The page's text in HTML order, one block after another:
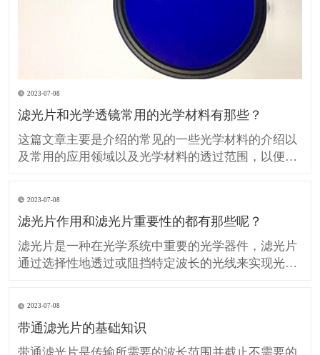
2023-07-08
滤光片和光学透镜常用的光学材料有那些？
这篇文章主要是介绍的常见的一些光学材料的介绍以
及常用的应用领域以及光学材料的透过范围，以便在
膨胀系数较大，不推荐用于温度敏感的领域应用，在
可见光
2023-07-08
滤光片作用和滤光片重要性的都有那些呢？
滤光片是一种在光学系统中重要的光学器件，滤光片
通过选择性地透过或阻挡特定波长的光线来实现光的
片对光的控制和调节： 滤光片可以选择性地透过或阻
挡特
2023-07-08
带通滤光片的基础知识